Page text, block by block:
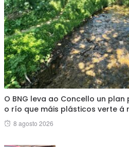
O BNG leva ao Concello un
o río que máis plásticos verte á
Posted
8 agosto 2026